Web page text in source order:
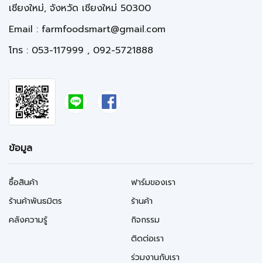
เชียงใหม่, จังหวัด เชียงใหม่ 50300
Email : farmfoodsmart@gmail.com
โทร : 053-117999 , 092-5721888
ข้อมูล
ซื้อสินค้า
ร้านค้าพันธมิตร
คลังความรู้
ฟาร์มของเรา
ร้านค้า
กิจกรรม
ติดต่อเรา
ร่วมงานกับเรา